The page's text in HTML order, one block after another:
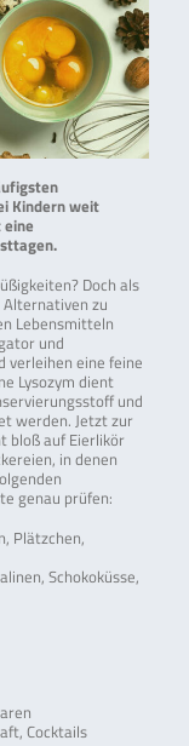
Kindern weit
Doch als
zu
Lebensmitteln
und
verleihen eine feine
Lysozym dient
und
werden. Jetzt zur
bloß auf Eierlikör
in denen
genau prüfen:
Plätzchen,
Schokoküsse,
Cocktails